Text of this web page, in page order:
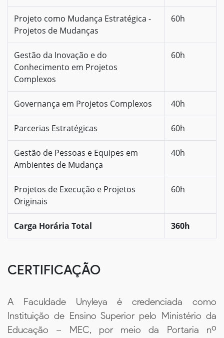
Projeto como Mudança Estratégica -
Projetos de Mudanças
60h
Gestão da Inovação e do
Conhecimento em Projetos
Complexos
60h
Governança em Projetos Complexos 40h
Parcerias Estratégicas 60h
Gestão de Pessoas e Equipes em
Ambientes de Mudança
40h
Projetos de Execução e Projetos
Originais
60h
Carga Horária Total 360h
CERTIFICAÇÃO
A Faculdade Unyleya é credenciada como
Instituição de Ensino Superior pelo Ministério da
Educação – MEC, por meio da Portaria nº